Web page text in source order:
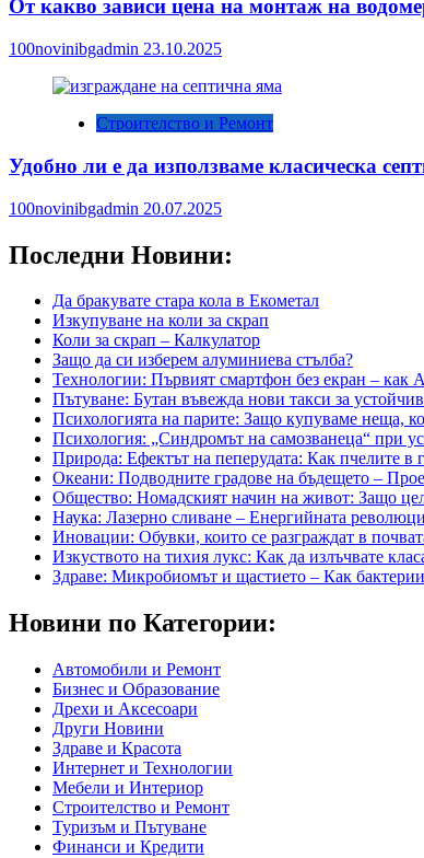
От какво зависи цена на монтаж на
100novinibgadmin 23.10.2025
Строителство и Ремонт
Удобно ли е да използваме класическа
100novinibgadmin 20.07.2025
Последни Новини:
Да бракувате стара кола в Екометал
Изкупуване на коли за скрап
Коли за скрап – Калкулатор
Защо да си изберем алуминиева стълба?
Технологии: Първият смартфон без екран – как
Пътуване: Бутан въвежда нови такси за
Психологията на парите: Защо купуваме неща,
Психология: „Синдромът на самозванеца“ при
Природа: Ефектът на пеперудата: Как пчелите в
Океани: Подводните градове на бъдещето –
Общество: Номадският начин на живот: Защо
Наука: Лазерно сливане – Енергийната
Иновации: Обувки, които се разграждат в
Изкуството на тихия лукс: Как да излъчвате
Здраве: Микробиомът и щастието – Как
Новини по Категории:
Автомобили и Ремонт
Бизнес и Образование
Дрехи и Аксесоари
Други Новини
Здраве и Красота
Интернет и Технологии
Мебели и Интериор
Строителство и Ремонт
Туризъм и Пътуване
Финанси и Кредити